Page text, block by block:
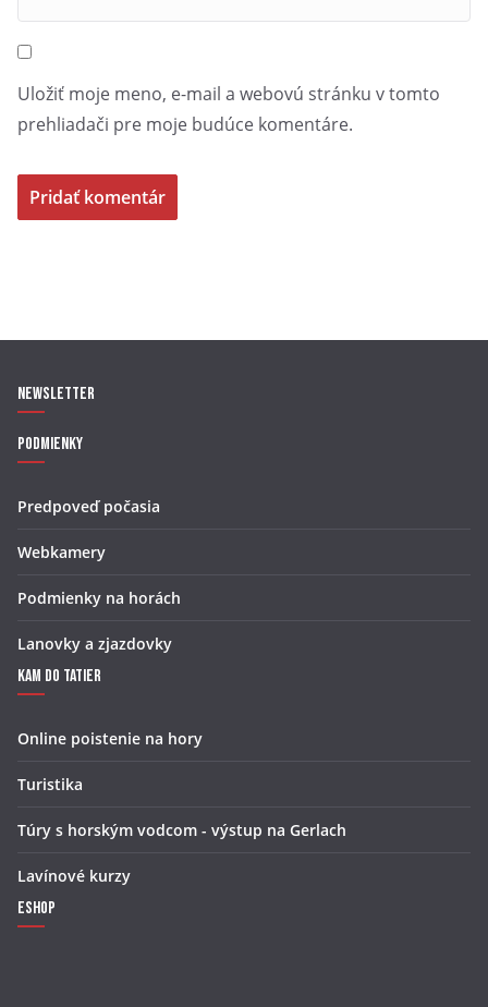
Uložiť moje meno, e-mail a webovú stránku v tomto
prehliadači pre moje budúce komentáre.
Newsletter
Podmienky
Predpoveď počasia
Webkamery
Podmienky na horách
Lanovky a zjazdovky
Kam do Tatier
Online poistenie na hory
Turistika
Túry s horským vodcom - výstup na Gerlach
Lavínové kurzy
Eshop